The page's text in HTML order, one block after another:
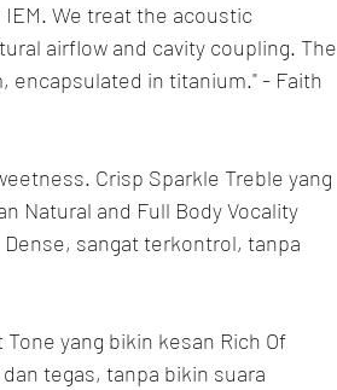
We treat the acoustic
airflow and cavity coupling. The
encapsulated in titanium." - Faith
Crisp Sparkle Treble yang
Natural and Full Body Vocality
sangat terkontrol, tanpa
yang bikin kesan Rich Of
tegas, tanpa bikin suara